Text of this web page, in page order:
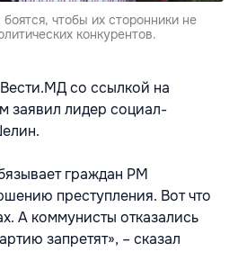
чтобы их сторонники не
конкурентов.
со ссылкой на
заявил лидер социал-
граждан РМ
преступления. Вот что
А коммунисты отказались
запретят», – сказал